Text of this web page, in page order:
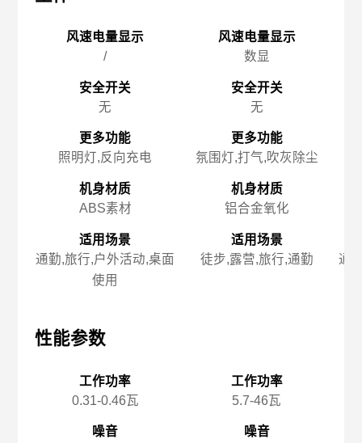
风速电量显示
/
安全开关
无
更多功能
照明灯,反向充电
机身材质
ABS素材
适用场景
通勤,旅行,户外活动,桌面
使用
性能参数
工作功率
0.31-0.46瓦
噪音
风速电量显示
数显
安全开关
无
更多功能
氛围灯,打气,吹灰除尘
机身材质
铝合金氧化
适用场景
徒步,露营,旅行,通勤
工作功率
5.7-46瓦
噪音
通